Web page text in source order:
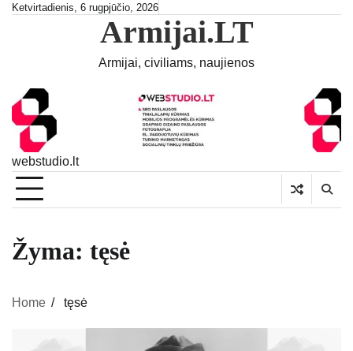
SkipKetvirtadienis, 6 rugpjūčio, 2026
Armijai.LT
Armijai, civiliams, naujienos
webstudio.lt
Žyma: tęsė
Home tęsė